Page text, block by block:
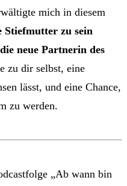
mich in diesem
Stiefmutter zu sein
neue Partnerin des
zu dir selbst, eine
lässt, und eine Chance,
zu werden.
„Ab wann bin